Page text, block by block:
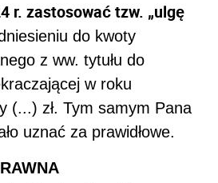
r. zastosować tzw. „ulgę
do kwoty
z ww. tytułu do
w roku
(...) zł. Tym samym Pana
uznać za prawidłowe.